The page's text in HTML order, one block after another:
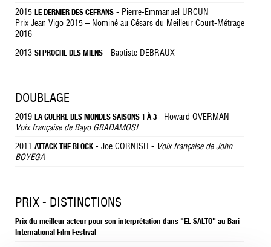
2015 LE DERNIER DES CEFRANS - Pierre-Emmanuel URCUN
Prix Jean Vigo 2015 – Nominé au Césars du Meilleur Court-Métrage
2016
2013 SI PROCHE DES MIENS - Baptiste DEBRAUX
DOUBLAGE
2019 LA GUERRE DES MONDES SAISONS 1 À 3 - Howard OVERMAN -
Voix française de Bayo GBADAMOSI
2011 ATTACK THE BLOCK - Joe CORNISH - Voix française de John
BOYEGA
PRIX - DISTINCTIONS
Prix du meilleur acteur pour son interprétation dans "EL SALTO" au Bari
International Film Festival